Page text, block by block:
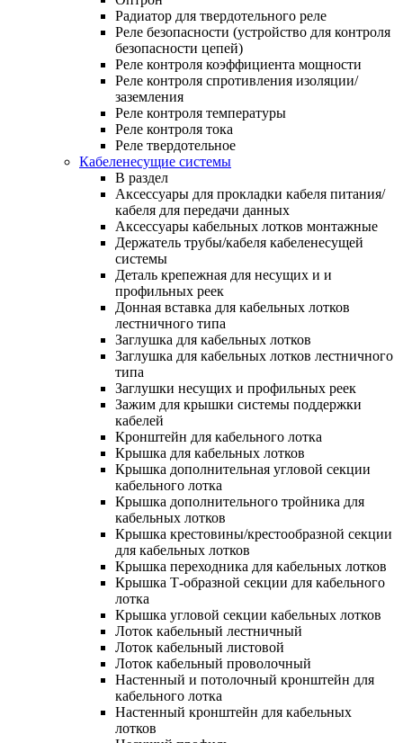
Радиатор для твердотельного реле
Реле безопасности (устройство для контроля
безопасности цепей)
Реле контроля коэффициента мощности
Реле контроля спротивления изоляции/
заземления
Реле контроля температуры
Реле контроля тока
Реле твердотельное
Кабеленесущие системы
В раздел
Аксессуары для прокладки кабеля питания/
кабеля для передачи данных
Аксессуары кабельных лотков монтажные
Держатель трубы/кабеля кабеленесущей
системы
Деталь крепежная для несущих и и
профильных реек
Донная вставка для кабельных лотков
лестничного типа
Заглушка для кабельных лотков
Заглушка для кабельных лотков лестничного
типа
Заглушки несущих и профильных реек
Зажим для крышки системы поддержки
кабелей
Кронштейн для кабельного лотка
Крышка для кабельных лотков
Крышка дополнительная угловой секции
кабельного лотка
Крышка дополнительного тройника для
кабельных лотков
Крышка крестовины/крестообразной секции
для кабельных лотков
Крышка переходника для кабельных лотков
Крышка Т-образной секции для кабельного
лотка
Крышка угловой секции кабельных лотков
Лоток кабельный лестничный
Лоток кабельный листовой
Лоток кабельный проволочный
Настенный и потолочный кронштейн для
кабельного лотка
Настенный кронштейн для кабельных
лотков